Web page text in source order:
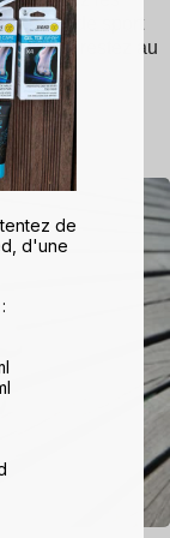
et de sport
pieds et restez au
!
de
d'une